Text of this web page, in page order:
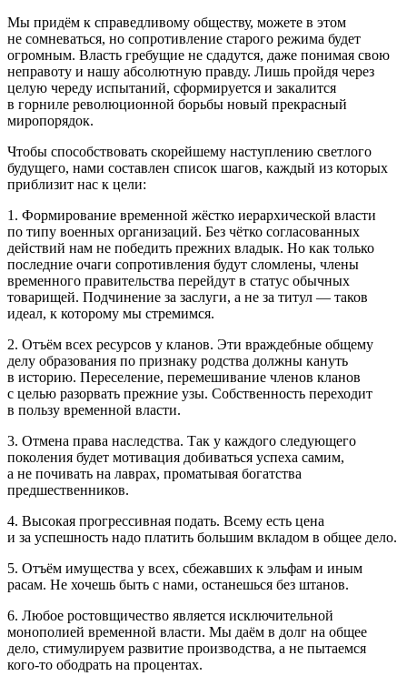
Мы придём к справедливому обществу, можете в этом
не сомневаться, но сопротивление старого режима будет
огромным. Власть гребущие не сдадутся, даже понимая свою
неправоту и нашу абсолютную правду. Лишь пройдя через
целую череду испытаний, сформируется и закалится
в горниле революционной борьбы новый прекрасный
миропорядок.
Чтобы способствовать скорейшему наступлению светлого
будущего, нами составлен список шагов, каждый из которых
приблизит нас к цели:
1. Формирование временной жёстко иерархической власти
по типу военных организаций. Без чётко согласованных
действий нам не победить прежних владык. Но как только
последние очаги сопротивления будут сломлены, члены
временного правительства перейдут в статус обычных
товарищей. Подчинение за заслуги, а не за титул — таков
идеал, к которому мы стремимся.
2. Отъём всех ресурсов у кланов. Эти враждебные общему
делу образования по признаку родства должны кануть
в историю. Переселение, перемешивание членов кланов
с целью разорвать прежние узы. Собственность переходит
в пользу временной власти.
3. Отмена права наследства. Так у каждого следующего
поколения будет мотивация добиваться успеха самим,
а не почивать на лаврах, проматывая богатства
предшественников.
4. Высокая прогрессивная подать. Всему есть цена
и за успешность надо платить большим вкладом в общее дело.
5. Отъём имущества у всех, сбежавших к эльфам и иным
расам. Не хочешь быть с нами, останешься без штанов.
6. Любое ростовщичество является исключительной
монополией временной власти. Мы даём в долг на общее
дело, стимулируем развитие производства, а не пытаемся
кого-то ободрать на процентах.